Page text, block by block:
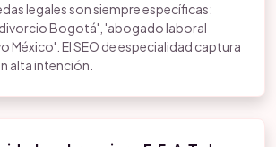
legales son siempre específicas:
Bogotá', 'abogado laboral
México'. El SEO de especialidad captura
alta intención.